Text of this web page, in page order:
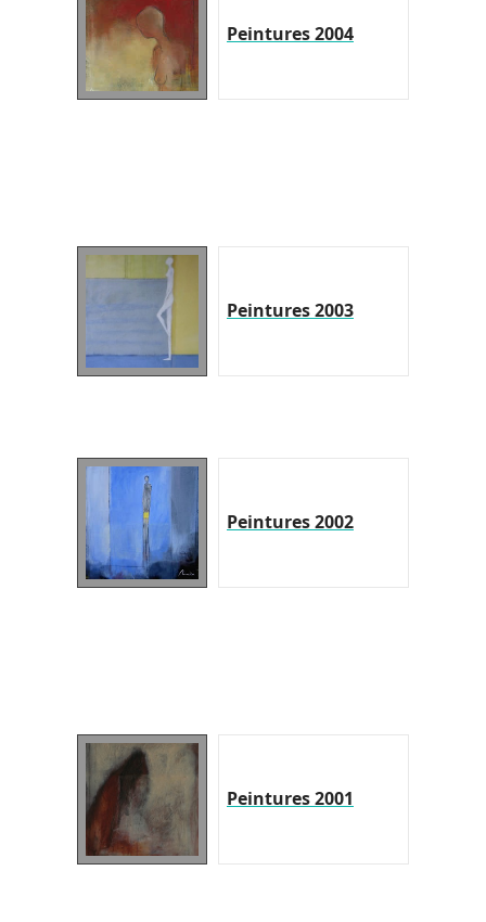
Peintures 2004
Peintures 2003
Peintures 2002
Peintures 2001